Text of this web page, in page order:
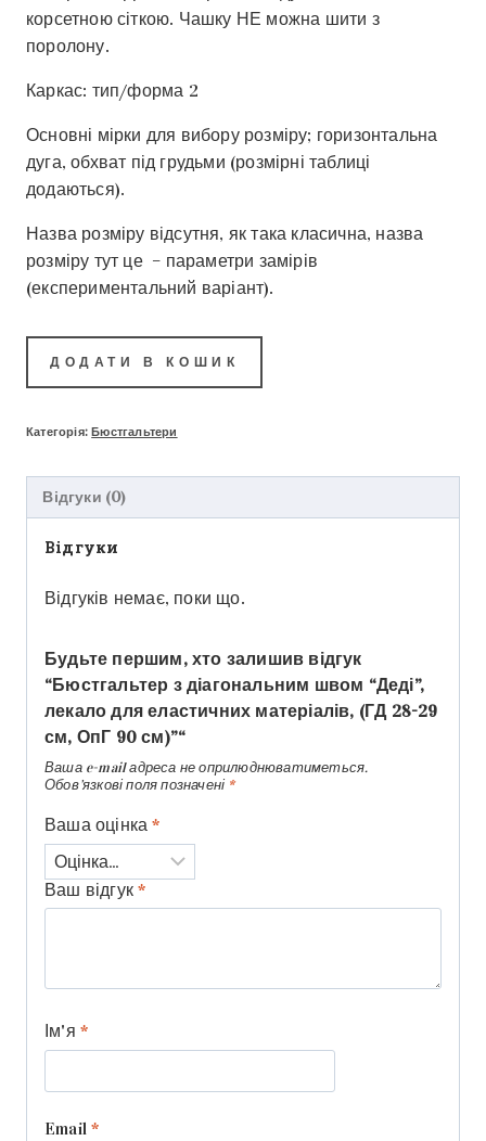
корсетною сіткою. Чашку НЕ можна шити з
поролону.
Каркас: тип/форма 2
Основні мірки для вибору розміру; горизонтальна
дуга, обхват під грудьми (розмірні таблиці
додаються).
Назва розміру відсутня, як така класична, назва
розміру тут це – параметри замірів
(експериментальний варіант).
ДОДАТИ В КОШИК
Категорія:Бюстгальтери
Відгуки (0)
Відгуки
Відгуків немає, поки що.
Будьте першим, хто залишив відгук
“Бюстгальтер з діагональним швом “Деді”,
лекало для еластичних матеріалів, (ГД 28-29
см, ОпГ 90 см)”“
Ваша e-mail адреса не оприлюднюватиметься.
Обов’язкові поля позначені *
Ваша оцінка*
Ваш відгук*
Ім'я *
Email*